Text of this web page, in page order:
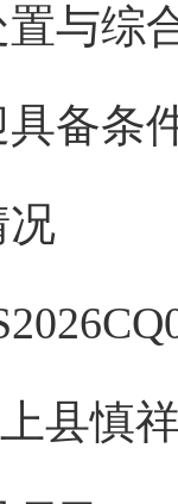
与综
备条
况
县慎